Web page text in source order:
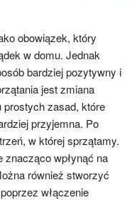
obowiązek, który
w domu. Jednak
bardziej pozytywny i
jest zmiana
prostych zasad, które
przyjemna. Po
w której sprzątamy.
wpłynąć na
również stworzyć
włączenie